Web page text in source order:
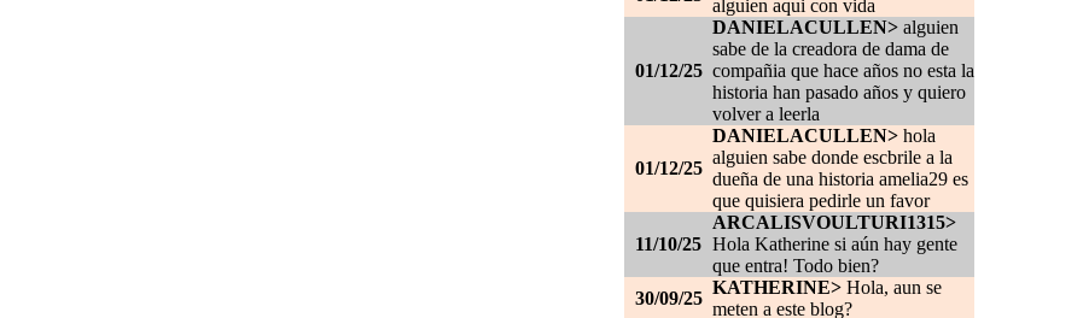
alguien aqui con vida
01/12/25
DANIELACULLEN> alguien
sabe de la creadora de dama de
compañia que hace años no esta la
historia han pasado años y quiero
volver a leerla
01/12/25
DANIELACULLEN> hola
alguien sabe donde escbrile a la
dueña de una historia amelia29 es
que quisiera pedirle un favor
11/10/25
ARCALISVOULTURI1315>
Hola Katherine si aún hay gente
que entra! Todo bien?
30/09/25
KATHERINE> Hola, aun se
meten a este blog?